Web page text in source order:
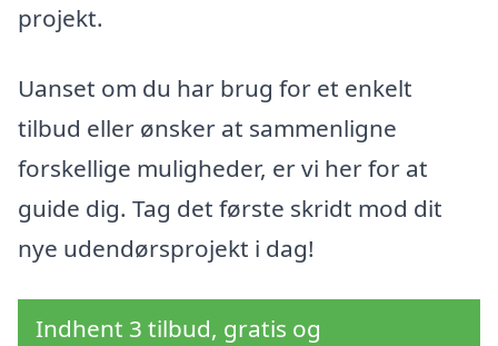
projekt.
Uanset om du har brug for et enkelt
tilbud eller ønsker at sammenligne
forskellige muligheder, er vi her for at
guide dig. Tag det første skridt mod dit
nye udendørsprojekt i dag!
Indhent 3 tilbud, gratis og